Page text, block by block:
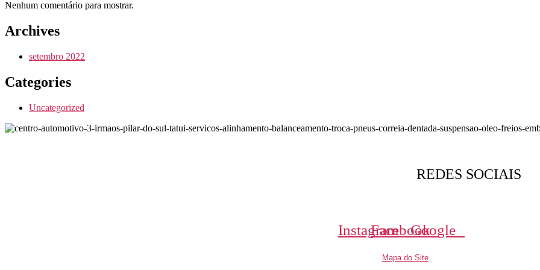
Nenhum comentário para mostrar.
Archives
setembro 2022
Categories
Uncategorized
REDES SOCIAIS
InstagramFacebookGoogle
Mapa do Site